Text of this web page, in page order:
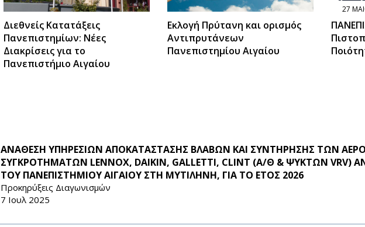
Διεθνείς Κατατάξεις
Πανεπιστημίων: Νέες
Διακρίσεις για το
Πανεπιστήμιο Αιγαίου
Εκλογή Πρύτανη και ορισμός
Αντιπρυτάνεων
Πανεπιστημίου Αιγαίου
27
ΑΝΑΘΕΣΗ ΥΠΗΡΕΣΙΩΝ ΑΠΟΚΑΤΑΣΤΑΣΗΣ ΒΛΑΒΩΝ ΚΑΙ ΣΥΝΤΗΡΗΣΗΣ ΤΩΝ
ΣΥΓΚΡΟΤΗΜΑΤΩΝ LENNOX, DAIKIN, GALLETTI, CLINT (Α/Θ & ΨΥΚΤΩΝ VRV)
ΤΟΥ ΠΑΝΕΠΙΣΤΗΜΙΟΥ ΑΙΓΑΙΟΥ ΣΤΗ ΜΥΤΙΛΗΝΗ, ΓΙΑ ΤΟ ΕΤΟΣ 2026
Προκηρύξεις Διαγωνισμών
7 Ιουλ 2025